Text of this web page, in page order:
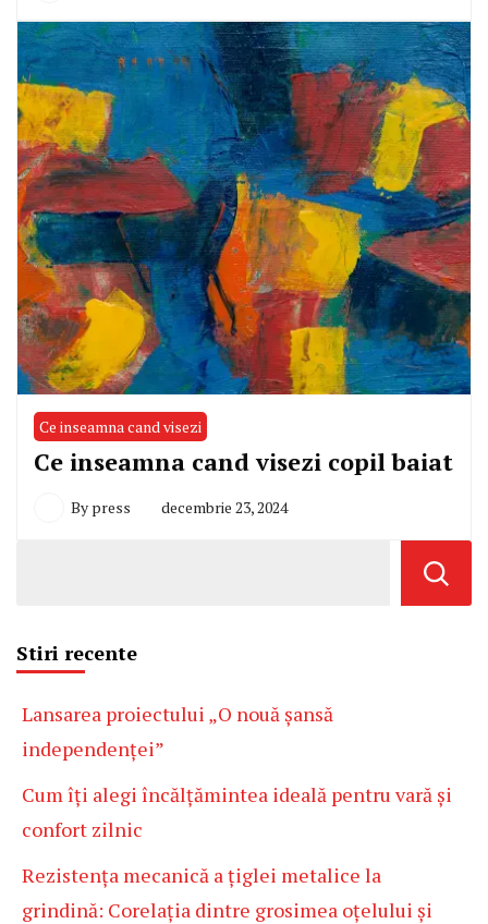
Ce inseamna cand visezi
Ce inseamna cand visezi copil baiat
By press decembrie 23, 2024
Stiri recente
Lansarea proiectului „O nouă șansă
independenței”
Cum îți alegi încălțămintea ideală pentru vară și
confort zilnic
Rezistența mecanică a țiglei metalice la
grindină: Corelația dintre grosimea oțelului și